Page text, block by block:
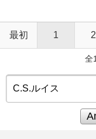
最初 1 2
全